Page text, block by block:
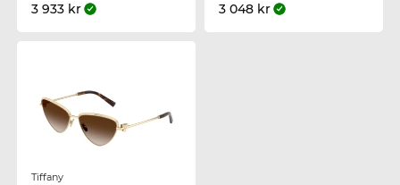
3 933 kr 3 048 kr
Tiffany